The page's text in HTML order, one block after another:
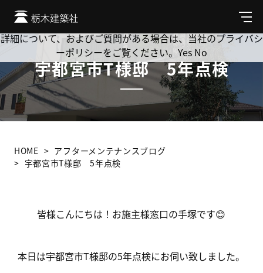
メ
ニ
ュ
宇都宮市T様邸 5年点検
HOME
アフターメンテナンスブログ
宇都宮市T様邸 5年点検
皆様こんにちは！お施主様窓口の手塚です😊
本日は宇都宮市T様邸の5年点検にお伺い致しました。
Cookie を使用して、お客様の活動を追跡してもよろしいです
か? 当社ではお客様のプライバシーを極めて重視しています。
詳細について、およびご質問がある場合は、当社のプライバシ
ーポリシーをご覧ください。 Yes No